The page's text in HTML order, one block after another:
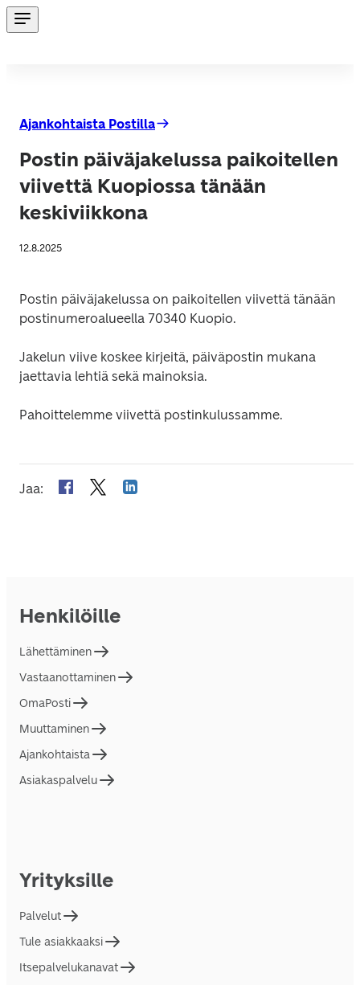
Ajankohtaista Postilla
Postin päiväjakelussa paikoitellen
viivettä Kuopiossa tänään
keskiviikkona
12.8.2025
Postin päiväjakelussa on paikoitellen viivettä tänään
postinumeroalueella 70340 Kuopio.
Jakelun viive koskee kirjeitä, päiväpostin mukana
jaettavia lehtiä sekä mainoksia.
Pahoittelemme viivettä postinkulussamme.
Jaa:
Henkilöille
Lähettäminen
Vastaanottaminen
OmaPosti
Muuttaminen
Ajankohtaista
Asiakaspalvelu
Yrityksille
Palvelut
Tule asiakkaaksi
Itsepalvelukanavat